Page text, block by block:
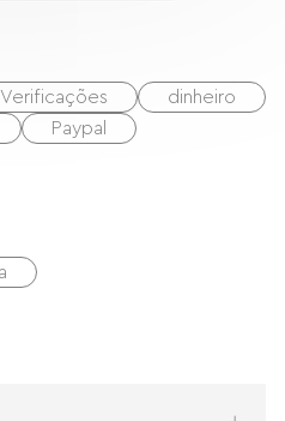
Verificações
dinheiro
Paypal